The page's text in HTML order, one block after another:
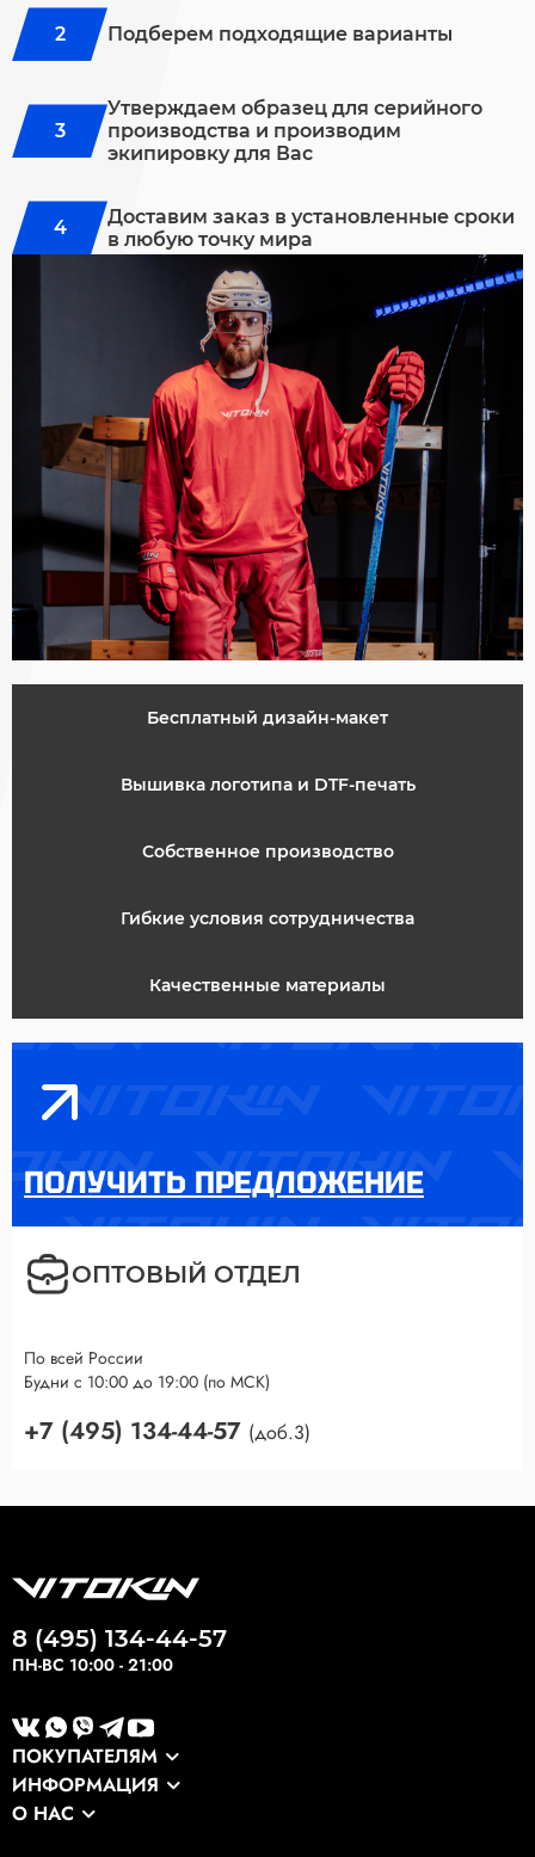
Подберем подходящие варианты
Утверждаем образец для серийного
производства и производим
экипировку для Вас
Доставим заказ в установленные сроки
в любую точку мира
Бесплатный дизайн-макет
Вышивка логотипа и DTF-печать
Собственное производство
Гибкие условия сотрудничества
Качественные материалы
ПОЛУЧИТЬ ПРЕДЛОЖЕНИЕ
ОПТОВЫЙ ОТДЕЛ
По всей России
Будни с 10:00 до 19:00 (по МСК)
+7 (495) 134-44-57 (доб.3)
ПОКУПАТЕЛЯМ
Каталог
ИНФОРМАЦИЯ
Оптовикам
О НАС
8 (495) 134-44-57
ПН-ВС 10:00 - 21:00